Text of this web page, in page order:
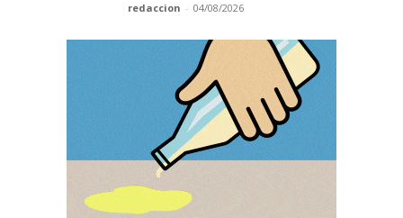
redaccion - 04/08/2026